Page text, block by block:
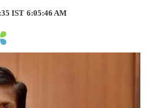
IST 6:05:46 AM